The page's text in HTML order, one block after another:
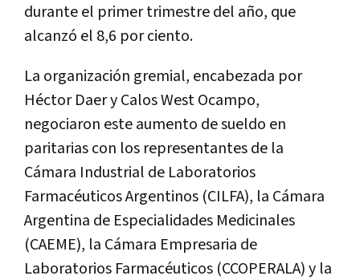
durante el primer trimestre del año, que
alcanzó el 8,6 por ciento.
La organización gremial, encabezada por
Héctor Daer y Calos West Ocampo,
negociaron este aumento de sueldo en
paritarias con los representantes de la
Cámara Industrial de Laboratorios
Farmacéuticos Argentinos (CILFA), la Cámara
Argentina de Especialidades Medicinales
(CAEME), la Cámara Empresaria de
Laboratorios Farmacéuticos (CCOPERALA) y la